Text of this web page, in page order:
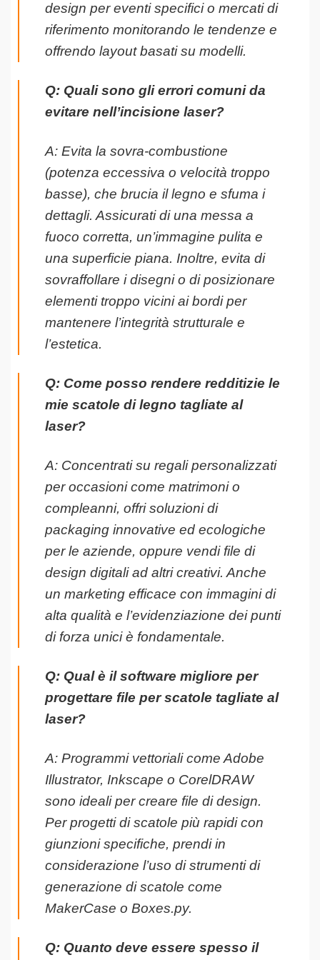
design per eventi specifici o mercati di
riferimento monitorando le tendenze e
offrendo layout basati su modelli.
Q: Quali sono gli errori comuni da
evitare nell’incisione laser?
A: Evita la sovra-combustione
(potenza eccessiva o velocità troppo
basse), che brucia il legno e sfuma i
dettagli. Assicurati di una messa a
fuoco corretta, un’immagine pulita e
una superficie piana. Inoltre, evita di
sovraffollare i disegni o di posizionare
elementi troppo vicini ai bordi per
mantenere l’integrità strutturale e
l’estetica.
Q: Come posso rendere redditizie le
mie scatole di legno tagliate al
laser?
A: Concentrati su regali personalizzati
per occasioni come matrimoni o
compleanni, offri soluzioni di
packaging innovative ed ecologiche
per le aziende, oppure vendi file di
design digitali ad altri creativi. Anche
un marketing efficace con immagini di
alta qualità e l’evidenziazione dei punti
di forza unici è fondamentale.
Q: Qual è il software migliore per
progettare file per scatole tagliate al
laser?
A: Programmi vettoriali come Adobe
Illustrator, Inkscape o CorelDRAW
sono ideali per creare file di design.
Per progetti di scatole più rapidi con
giunzioni specifiche, prendi in
considerazione l’uso di strumenti di
generazione di scatole come
MakerCase o Boxes.py.
Q: Quanto deve essere spesso il